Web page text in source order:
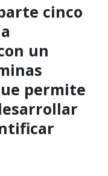
cinco
un
permite